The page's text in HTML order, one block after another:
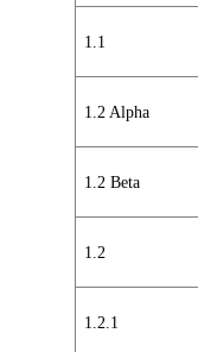
1.1
1.2 Alpha
1.2 Beta
1.2
1.2.1